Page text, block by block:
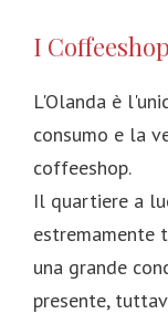
I Coffeeshop
L'Olanda è
consumo e la
coffeeshop.
Il quartiere a
estremamente
una grande
presente,